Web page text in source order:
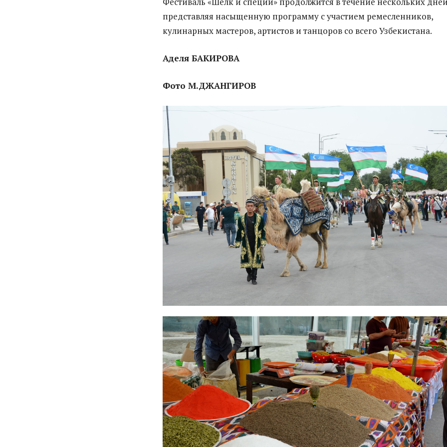
представляя насыщенную программу с участием ремесленников,
кулинарных мастеров, артистов и танцоров со всего Узбекистана.
Аделя БАКИРОВА
Фото М.ДЖАНГИРОВ